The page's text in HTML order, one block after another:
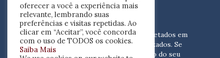
FONTES E ACERVO
As resenhas, dossiês e sumários são coletados em
periódicos acadêmicos e sites especializados. Se
você tem interesse em divulgar o acervo do seu
oferecer a você a experiência mais
relevante, lembrando suas
preferências e visitas repetidas. Ao
clicar em “Aceitar”, você concorda
com o uso de TODOS os cookies.
Saiba Mais